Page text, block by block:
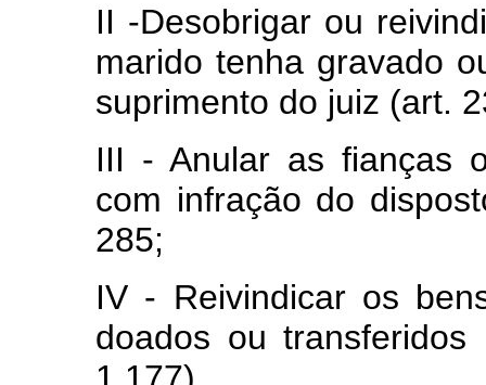
II -Desobrigar ou
marido tenha gravado
suprimento do juiz (art.
III - Anular as fianças
com infração do
285;
IV - Reivindicar os
doados ou